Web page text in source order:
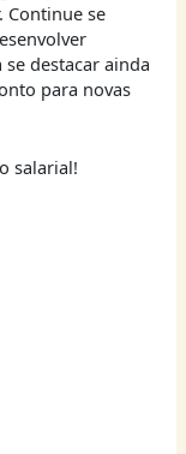
Continue se
destacar ainda
para novas
salarial!